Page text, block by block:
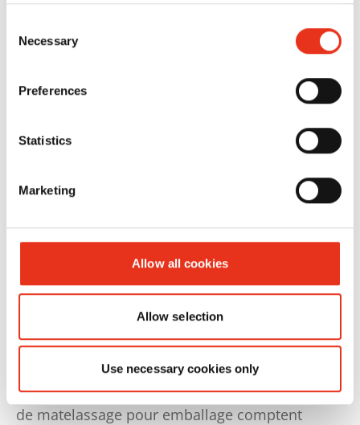
Selection
Necessary
Preferences
Statistics
Marketing
Allow all cookies
Allow selection
Use necessary cookies only
Situation du marché
Avec l’essor du recyclage dans le secteur
industriel, de nombreuses entreprises
recherchent des solutions pour transformer
leurs déchets en ressources financières ; non
seulement parce que cela aide l’environnement,
mais aussi parce que cela améliore leur
rentabilité. Les presses à balles et les machines
de matelassage pour emballage comptent